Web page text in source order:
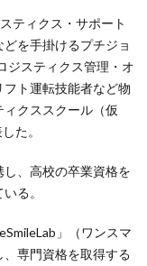
ティクス・サポート
どを手掛けるプチジョ
ジスティクス管理・オ
ト運転技能者など物
クススクール（仮
た。
、高校の卒業資格を
る。
」（ワンスマ
専門資格を取得する